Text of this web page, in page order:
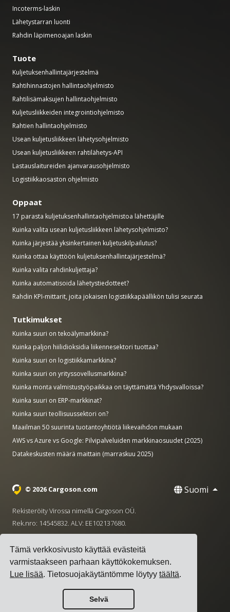
Tämä verkkosivusto käyttää evästeitä
varmistaakseen parhaan käyttökokemuksen.
Lue lisää. Tietosuojakäytäntömme löytyytäältä.
Selvä
Incoterms-laskin
Lähetystarran luonti
Rahdin läpimenoajan laskin
Tuote
Kuljetuksenhallintajärjestelmä
Rahtihinnastojen hallintaohjelmisto
Rahtilisämaksujen hallintaohjelmisto
Kuljetusliikkeiden integrointiohjelmisto
Rahtien hallintaohjelmisto
Usean kuljetusliikkeen lähetysohjelmisto
Usean kuljetusliikkeen rahtilähetys-API
Lastauslaitureiden ajanvarausohjelmisto
Logistiikkaosaston ohjelmisto
Oppaat
17 parasta kuljetuksenhallintaohjelmistoa lähettäjille
Kuinka valita usean kuljetusliikkeen lähetysohjelmisto?
Kuinka järjestää yksinkertainen kuljetuskilpailutus?
Kuinka ottaa käyttöön kuljetuksenhallintajärjestelmä?
Kuinka valita rahdinkuljettaja?
Kuinka automatisoida lähetystiedotteet?
Rahdin KPI-mittarit, joita jokaisen logistiikkapäällikön tulisi seurata
Tutkimukset
Kuinka suuri on tekoälymarkkina?
Kuinka paljon hiilidioksidia liikennesektori tuottaa?
Kuinka suuri on logistiikkamarkkina?
Kuinka suuri on yrityssovellusmarkkina?
Kuinka monta valmistustyöpaikkaa on täyttämättä Yhdysvalloissa?
Kuinka suuri on ERP-markkinat?
Kuinka suuri teollisuussektori on?
Maailman 50 suurinta tuotantoyhtiötä liikevaihdon mukaan
AWS vs Azure vs Google: Pilvipalveluiden markkinaosuudet (2025)
Datakeskusten määrä maittain (marraskuu 2025)
© 2026 Cargoson.com Suomi
Rekisteröity Virossa nimellä Cargoson OÜ.
Rek.nro: 14545832. ALV: EE102137680.
· hello@cargoson.com
Käyttöehdot Tietosuojakäytäntö Evästekäytäntö